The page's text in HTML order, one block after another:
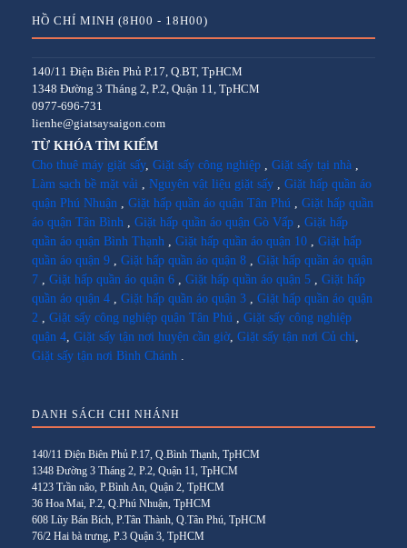
HỒ CHÍ MINH (8H00 - 18H00)
140/11 Điện Biên Phủ P.17, Q.BT, TpHCM
1348 Đường 3 Tháng 2, P.2, Quận 11, TpHCM
0977-696-731
lienhe@giatsaysaigon.com
TỪ KHÓA TÌM KIẾM
Cho thuê máy giặt sấy, Giặt sấy công nghiệp Giặt sấy tại nhà
Làm sạch bề mặt vải
Nguyên vật liệu giặt sấy
Giặt hấp quần áo
quận Phú Nhuận
Giặt hấp quần áo quận Tân Phú
Giặt hấp quần
áo quận Tân Bình
Giặt hấp quần áo quận Gò Vấp
Giặt hấp
quần áo quận Bình Thạnh
Giặt hấp quần áo quận 10
Giặt hấp
quần áo quận 9
Giặt hấp quần áo quận 8
Giặt hấp quần áo quận
7
Giặt hấp quần áo quận 6 Giặt hấp quần áo quận 5
Giặt hấp
quần áo quận 4
Giặt hấp quần áo quận 3
Giặt hấp quần áo quận
2
Giặt sấy công nghiệp quận Tân Phú
Giặt sấy công nghiệp
quận 4 Giặt sấy tận nơi huyện cần giờ, Giặt sấy tận nơi Củ chi
Giặt sấy tận nơi Bình Chánh
DANH SÁCH CHI NHÁNH
140/11 Điện Biên Phủ P.17, Q.Bình Thạnh, TpHCM
1348 Đường 3 Tháng 2, P.2, Quận 11, TpHCM
4123 Trần não, P.Bình An, Quận 2, TpHCM
36 Hoa Mai, P.2, Q.Phú Nhuận, TpHCM
608 Lũy Bán Bích, P.Tân Thành, Q.Tân Phú, TpHCM
76/2 Hai bà trưng, P.3 Quận 3, TpHCM